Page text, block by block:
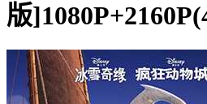
版